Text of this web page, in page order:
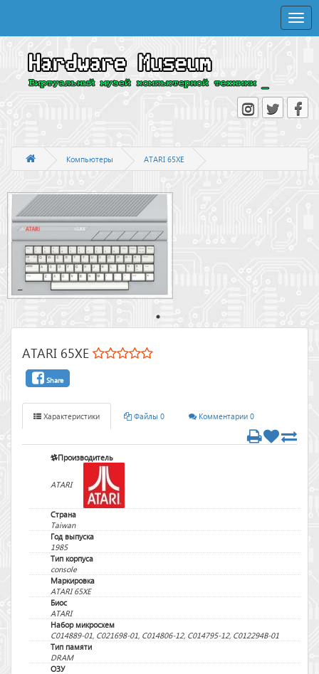
Toggle
Компьютеры ATARI 65XE
ATARI 65XE
Share
Характеристики Файлы 0 Комментарии 0
Производитель
ATARI
Страна
Taiwan
Год выпуска
1985
Тип корпуса
console
Маркировка
ATARI 65XE
Биос
ATARI
Набор микросхем
C014889-01, C021698-01, C014806-12, C014795-12, C012294B-01
Тип памяти
DRAM
ОЗУ